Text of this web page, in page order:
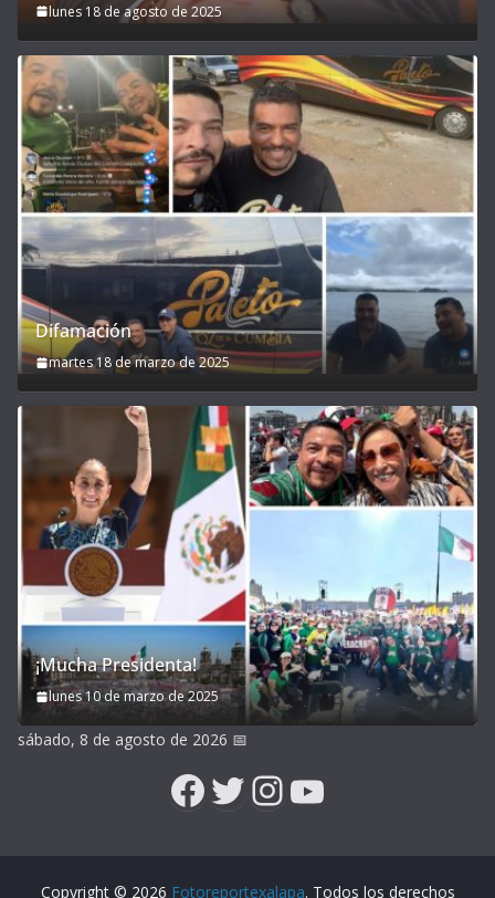
lunes 18 de agosto de 2025
Difamación
martes 18 de marzo de 2025
¡Mucha Presidenta!
lunes 10 de marzo de 2025
sábado, 8 de agosto de 2026 📅
Facebook
Twitter
Instagram
YouTube
Copyright © 2026 Fotoreportexalapa. Todos los derechos